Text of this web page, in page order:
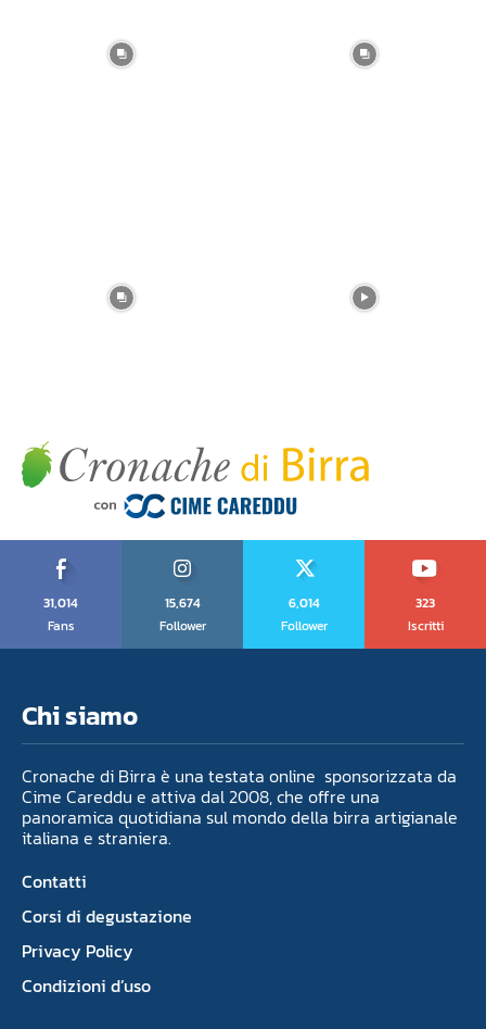
31,014
Fans
15,674
Follower
6,014
Follower
323
Iscritti
Chi siamo
Cronache di Birra è una testata online sponsorizzata da
Cime Careddu e attiva dal 2008, che offre una
panoramica quotidiana sul mondo della birra artigianale
italiana e straniera.
Contatti
Corsi di degustazione
Privacy Policy
Condizioni d’uso